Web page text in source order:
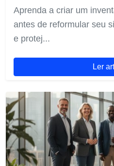
Aprenda a criar um
antes de reformular seu
e protej...
Ler